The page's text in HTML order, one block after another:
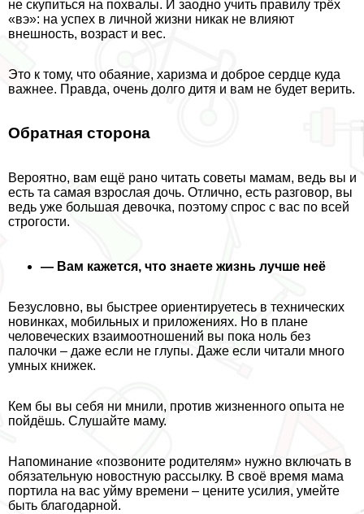
не скупиться на похвалы. И заодно учить правилу трёх
«вэ»: на успех в личной жизни никак не влияют
внешность, возраст и вес.
Это к тому, что обаяние, харизма и доброе сердце куда
важнее. Правда, очень долго дитя и вам не будет верить.
Обратная сторона
Вероятно, вам ещё рано читать советы мамам, ведь вы и
есть та самая взрослая дочь. Отлично, есть разговор, вы
ведь уже большая дeвoчка, поэтому спрос с вас по всей
строгости.
— Вам кажется, что знаете жизнь лучше неё
Безусловно, вы быстрее ориентируетесь в технических
новинках, мобильных и приложениях. Но в плане
человеческих взаимоотношений вы пока ноль без
палочки – даже если не глупы. Даже если читали много
умных книжек.
Кем бы вы себя ни мнили, против жизненного опыта не
пойдёшь. Слушайте маму.
Напоминание «позвоните родителям» нужно включать в
обязательную новостную рассылку. В своё время мама
портила на вас уйму времени – цените усилия, умейте
быть благодарной.